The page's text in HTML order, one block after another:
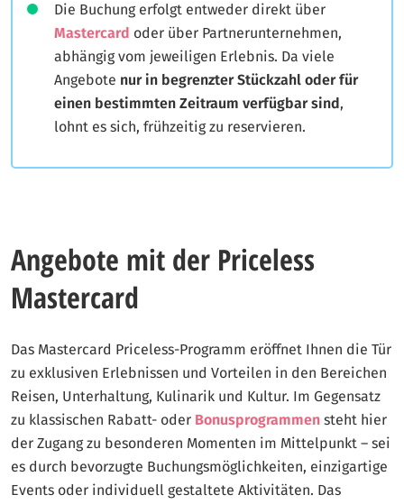
Die Buchung erfolgt entweder direkt über
Mastercard oder über Partnerunternehmen,
abhängig vom jeweiligen Erlebnis. Da viele
Angebote nur in begrenzter Stückzahl oder für
einen bestimmten Zeitraum verfügbar sind,
lohnt es sich, frühzeitig zu reservieren.
Angebote mit der Priceless
Mastercard
Das Mastercard Priceless-Programm eröffnet Ihnen die Tür
zu exklusiven Erlebnissen und Vorteilen in den Bereichen
Reisen, Unterhaltung, Kulinarik und Kultur. Im Gegensatz
zu klassischen Rabatt- oder Bonusprogrammen steht hier
der Zugang zu besonderen Momenten im Mittelpunkt – sei
es durch bevorzugte Buchungsmöglichkeiten, einzigartige
Events oder individuell gestaltete Aktivitäten. Das